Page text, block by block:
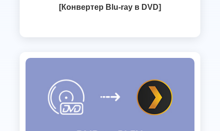
[Конвертер Blu-ray в DVD]